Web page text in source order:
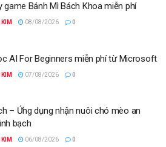
game Bánh Mì Bách Khoa miễn phí
08/08/2026 0
AI For Beginners miễn phí từ Microsoft
07/08/2026 0
– Ứng dụng nhận nuôi chó mèo an
bạch
06/08/2026 0